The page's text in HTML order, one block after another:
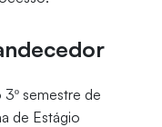
semestre de
de Estágio